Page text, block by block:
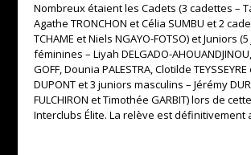
Nombreux étaient les Cadets (3 cadettes –
Agathe TRONCHON et Célia SUMBU et 2
TCHAME et Niels NGAYO-FOTSO) et Juniors
féminines – Liyah DELGADO-
GOFF, Dounia PALESTRA, Clotilde
DUPONT et 3 juniors masculins – Jérémy
FULCHIRON et Timothée GARBIT) lors de
Interclubs Élite. La relève est définitivement